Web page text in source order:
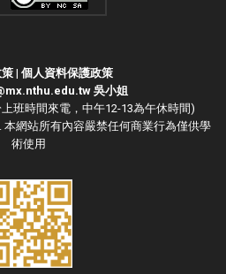
| 個人資料保護政策
吳小姐
班時間來電，中午12-13為午休時間)
本網站所有內容嚴禁任何商業行為僅供學
術使用